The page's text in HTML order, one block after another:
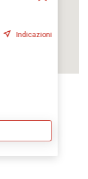
Indicazioni